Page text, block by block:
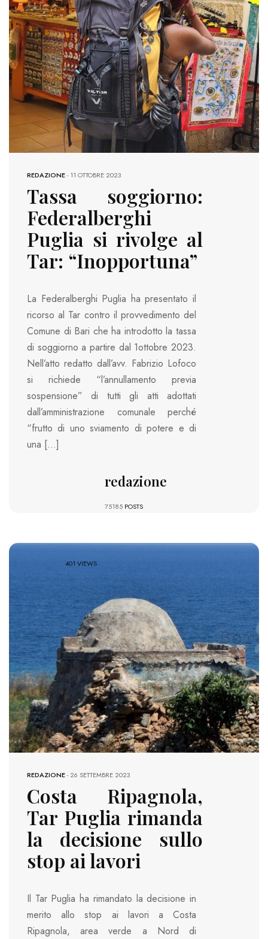
REDAZIONE-11 OTTOBRE 2023
Tassa soggiorno:
Federalberghi
Puglia si rivolge al
Tar: “Inopportuna”
La Federalberghi Puglia ha presentato il
ricorso al Tar contro il provvedimento del
Comune di Bari che ha introdotto la tassa
di soggiorno a partire dal 1ottobre 2023.
Nell’atto redatto dall’avv. Fabrizio Lofoco
si richiede “l’annullamento previa
sospensione” di tutti gli atti adottati
dall’amministrazione comunale perché
“frutto di uno sviamento di potere e di
una […]
redazione
75185 POSTS
401 VIEWS
REDAZIONE-26 SETTEMBRE 2023
Costa Ripagnola,
Tar Puglia rimanda
la decisione sullo
stop ai lavori
Il Tar Puglia ha rimandato la decisione in
merito allo stop ai lavori a Costa
Ripagnola, area verde a Nord di